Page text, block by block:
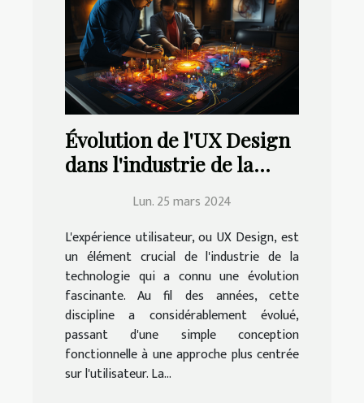
Évolution de l'UX Design
dans l'industrie de la
Lun. 25 mars 2024
L'expérience utilisateur, ou UX Design, est
un élément crucial de l'industrie de la
technologie qui a connu une évolution
fascinante. Au fil des années, cette
discipline a considérablement évolué,
passant d'une simple conception
fonctionnelle à une approche plus centrée
sur l'utilisateur. La...